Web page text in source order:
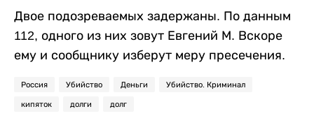
Двое подозреваемых задержаны. По данным
112, одного из них зовут Евгений М. Вскоре
ему и сообщнику изберут меру пресечения.
Россия Убийство Деньги Убийство. Криминал
кипяток долги долг